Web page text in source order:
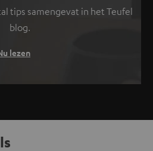
tips samengevat in het Teufel
blog.
lezen